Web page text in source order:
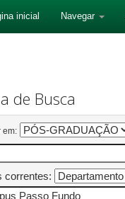
inicial Navegar
de Busca
em:
correntes: